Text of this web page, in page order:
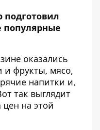
подготовил
популярные
оказались
и фрукты, мясо,
напитки и,
так выглядит
цен на этой